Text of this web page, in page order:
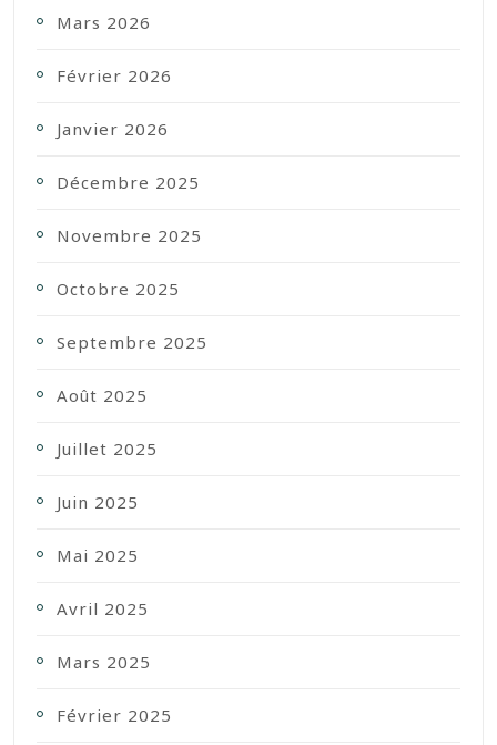
Mars 2026
Février 2026
Janvier 2026
Décembre 2025
Novembre 2025
Octobre 2025
Septembre 2025
Août 2025
Juillet 2025
Juin 2025
Mai 2025
Avril 2025
Mars 2025
Février 2025